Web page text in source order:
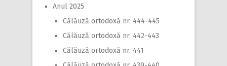
Anul 2025
Călăuză ortodoxă nr. 444-445
Călăuză ortodoxă nr. 442-443
Călăuză ortodoxă nr. 441